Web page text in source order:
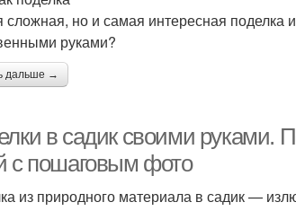
но и самая интересная поделка
руками?
дальше →
в садик своими руками.
с пошаговым фото
из природного материала в садик —